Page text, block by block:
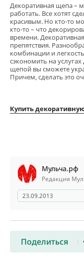
Декоративная щепа –
работать. Все хотят
красивым. Но кто-то
кто-то – что
времени.
препятствия.
комбинации и
сэкономить на
щепой вы сможете
Причем, сделать это
Купить
Мульча.рф
Редакция
23.09.2013
Поделиться